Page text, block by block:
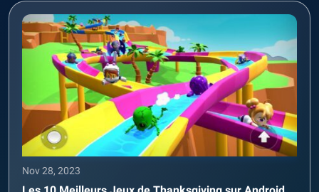
Nov 28, 2023